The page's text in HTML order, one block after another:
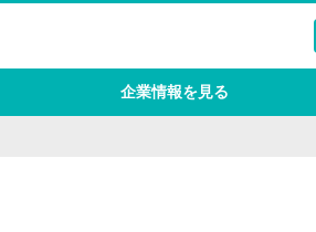
企業情報を見る